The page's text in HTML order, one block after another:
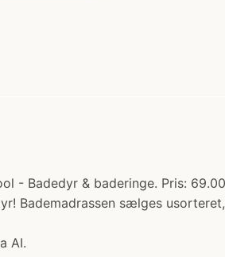
- Badedyr & baderinge. Pris:
Bademadrassen sælges
AI.